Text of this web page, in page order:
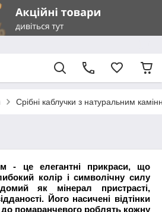
Срібні каблучки з натуральним
- це елегантні прикраси, що
колір і символічну силу
як мінерал пристрасті,
Його насичені відтінки
до помаранчевого роблять кожну